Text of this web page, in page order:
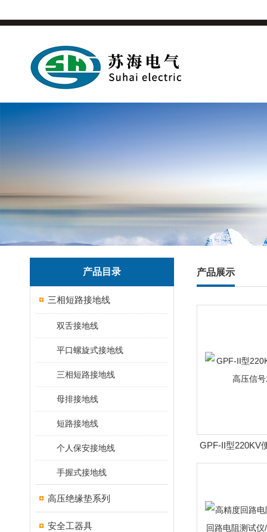
产品目录
三相短路接地线
双舌接地线
平口螺旋式接地线
三相短路接地线
母排接地线
短路接地线
个人保安接地线
手握式接地线
高压绝缘垫系列
安全工器具
产品展示
GPF-II型220KV
信号